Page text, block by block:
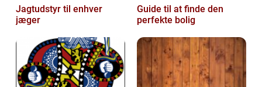
Jagtudstyr til enhver
jæger
Guide til at finde den
perfekte bolig